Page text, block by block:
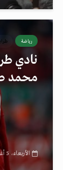
رياضة
نادي
محمد
الأربعاء، 5 أغسطس 2026، 6:46 ص